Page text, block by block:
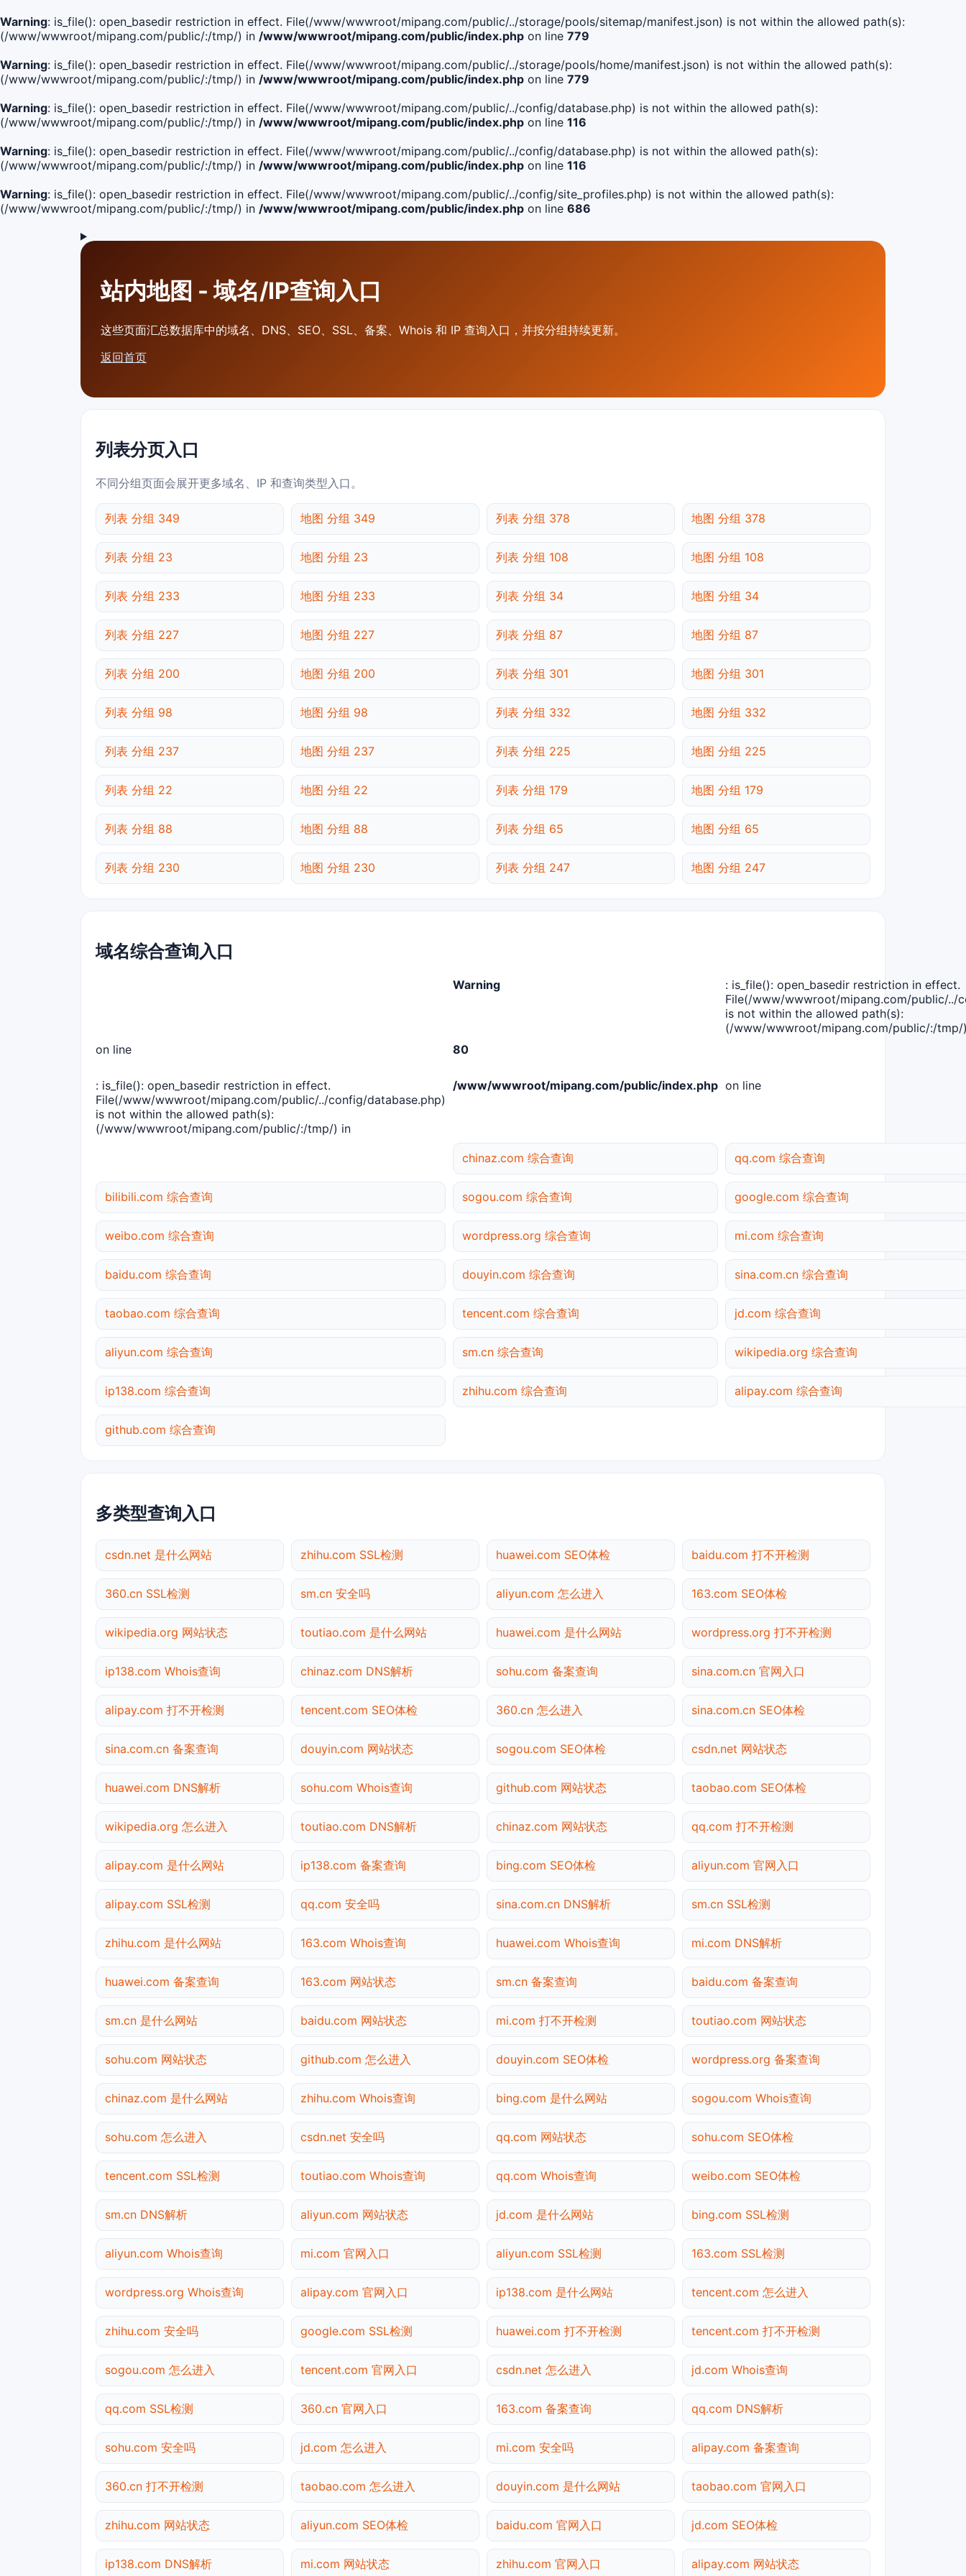
Warning: is_file(): open_basedir restriction in effect. File(/www/wwwroot/mipang.com/public/../storage/pools/sitemap/manifest.json) is not within the allowed path(s):
(/www/wwwroot/mipang.com/public/:/tmp/) in /www/wwwroot/mipang.com/public/index.php on line 779
Warning: is_file(): open_basedir restriction in effect. File(/www/wwwroot/mipang.com/public/../storage/pools/home/manifest.json) is not within the allowed path(s):
(/www/wwwroot/mipang.com/public/:/tmp/) in /www/wwwroot/mipang.com/public/index.php on line 779
Warning: is_file(): open_basedir restriction in effect. File(/www/wwwroot/mipang.com/public/../config/database.php) is not within the allowed path(s):
(/www/wwwroot/mipang.com/public/:/tmp/) in /www/wwwroot/mipang.com/public/index.php on line 116
Warning: is_file(): open_basedir restriction in effect. File(/www/wwwroot/mipang.com/public/../config/database.php) is not within the allowed path(s):
(/www/wwwroot/mipang.com/public/:/tmp/) in /www/wwwroot/mipang.com/public/index.php on line 116
Warning: is_file(): open_basedir restriction in effect. File(/www/wwwroot/mipang.com/public/../config/site_profiles.php) is not within the allowed path(s):
(/www/wwwroot/mipang.com/public/:/tmp/) in /www/wwwroot/mipang.com/public/index.php on line 686
站内地图 - 域名/IP查询入口
这些页面汇总数据库中的域名、DNS、SEO、SSL、备案、Whois 和 IP 查询入口，并按分组持续更新。
返回首页
列表分页入口
不同分组页面会展开更多域名、IP 和查询类型入口。
列表 分组 349 地图 分组 349 列表 分组 378 地图 分组 378
列表 分组 23 地图 分组 23 列表 分组 108 地图 分组 108
列表 分组 233 地图 分组 233 列表 分组 34 地图 分组 34
列表 分组 227 地图 分组 227 列表 分组 87 地图 分组 87
列表 分组 200 地图 分组 200 列表 分组 301 地图 分组 301
列表 分组 98 地图 分组 98 列表 分组 332 地图 分组 332
列表 分组 237 地图 分组 237 列表 分组 225 地图 分组 225
列表 分组 22 地图 分组 22 列表 分组 179 地图 分组 179
列表 分组 88 地图 分组 88 列表 分组 65 地图 分组 65
列表 分组 230 地图 分组 230 列表 分组 247 地图 分组 247
域名综合查询入口
Warning
: is_file(): open_basedir restriction in effect.
File(/www/wwwroot/mipang.com/public/../
is not within the allowed path(s):
(/www/wwwroot/mipang.com/public/:/tmp/
on line
80
: is_file(): open_basedir restriction in effect.
File(/www/wwwroot/mipang.com/public/../config/database.php)
is not within the allowed path(s):
(/www/wwwroot/mipang.com/public/:/tmp/) in
/www/wwwroot/mipang.com/public/index.php on line
chinaz.com 综合查询 qq.com 综合查询
bilibili.com 综合查询 sogou.com 综合查询 google.com 综合查询
weibo.com 综合查询 wordpress.org 综合查询 mi.com 综合查询
baidu.com 综合查询 douyin.com 综合查询 sina.com.cn 综合查询
taobao.com 综合查询 tencent.com 综合查询 jd.com 综合查询
aliyun.com 综合查询 sm.cn 综合查询 wikipedia.org 综合查询
ip138.com 综合查询 zhihu.com 综合查询 alipay.com 综合查询
github.com 综合查询
多类型查询入口
csdn.net 是什么网站 zhihu.com SSL检测 huawei.com SEO体检 baidu.com 打不开检测
360.cn SSL检测 sm.cn 安全吗 aliyun.com 怎么进入 163.com SEO体检
wikipedia.org 网站状态 toutiao.com 是什么网站 huawei.com 是什么网站 wordpress.org 打不开检测
ip138.com Whois查询 chinaz.com DNS解析 sohu.com 备案查询 sina.com.cn 官网入口
alipay.com 打不开检测 tencent.com SEO体检 360.cn 怎么进入 sina.com.cn SEO体检
sina.com.cn 备案查询 douyin.com 网站状态 sogou.com SEO体检 csdn.net 网站状态
huawei.com DNS解析 sohu.com Whois查询 github.com 网站状态 taobao.com SEO体检
wikipedia.org 怎么进入 toutiao.com DNS解析 chinaz.com 网站状态 qq.com 打不开检测
alipay.com 是什么网站 ip138.com 备案查询 bing.com SEO体检 aliyun.com 官网入口
alipay.com SSL检测 qq.com 安全吗 sina.com.cn DNS解析 sm.cn SSL检测
zhihu.com 是什么网站 163.com Whois查询 huawei.com Whois查询 mi.com DNS解析
huawei.com 备案查询 163.com 网站状态 sm.cn 备案查询 baidu.com 备案查询
sm.cn 是什么网站 baidu.com 网站状态 mi.com 打不开检测 toutiao.com 网站状态
sohu.com 网站状态 github.com 怎么进入 douyin.com SEO体检 wordpress.org 备案查询
chinaz.com 是什么网站 zhihu.com Whois查询 bing.com 是什么网站 sogou.com Whois查询
sohu.com 怎么进入 csdn.net 安全吗 qq.com 网站状态 sohu.com SEO体检
tencent.com SSL检测 toutiao.com Whois查询 qq.com Whois查询 weibo.com SEO体检
sm.cn DNS解析 aliyun.com 网站状态 jd.com 是什么网站 bing.com SSL检测
aliyun.com Whois查询 mi.com 官网入口 aliyun.com SSL检测 163.com SSL检测
wordpress.org Whois查询 alipay.com 官网入口 ip138.com 是什么网站 tencent.com 怎么进入
zhihu.com 安全吗 google.com SSL检测 huawei.com 打不开检测 tencent.com 打不开检测
sogou.com 怎么进入 tencent.com 官网入口 csdn.net 怎么进入 jd.com Whois查询
qq.com SSL检测 360.cn 官网入口 163.com 备案查询 qq.com DNS解析
sohu.com 安全吗 jd.com 怎么进入 mi.com 安全吗 alipay.com 备案查询
360.cn 打不开检测 taobao.com 怎么进入 douyin.com 是什么网站 taobao.com 官网入口
zhihu.com 网站状态 aliyun.com SEO体检 baidu.com 官网入口 jd.com SEO体检
ip138.com DNS解析 mi.com 网站状态 zhihu.com 官网入口 alipay.com 网站状态